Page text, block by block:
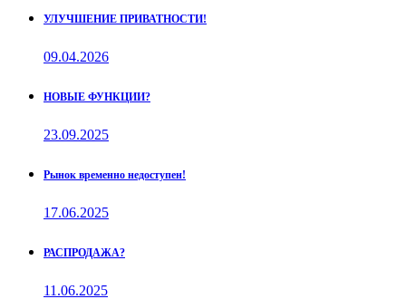
УЛУЧШЕНИЕ ПРИВАТНОСТИ!
09.04.2026
НОВЫЕ ФУНКЦИИ?
23.09.2025
Рынок временно недоступен!
17.06.2025
РАСПРОДАЖА?
11.06.2025